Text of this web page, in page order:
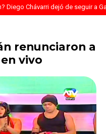
Diego Chávarri dejó de seguir a
renunciaron a
vivo